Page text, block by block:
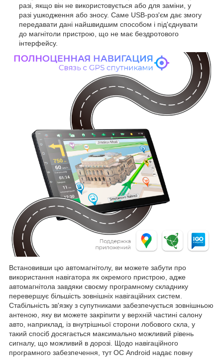
разі, якщо він не використовується або для заміни, у
разі ушкодження або зносу. Саме USB-роз'єм дає змогу
передавати дані найшвидшим способом і під'єднувати
до магнітоли пристрою, що не має бездротового
інтерфейсу.
Встановивши цю автомагнітолу, ви можете забути про
використання навігатора як окремого пристрою, адже
автомагнітола завдяки своєму програмному складнику
перевершує більшість зовнішніх навігаційних систем.
Стабільність зв'язку з супутниками забезпечується зовнішньою
антеною, яку ви можете закріпити у верхній частині салону
авто, наприклад, із внутрішньої сторони лобового скла, у
такий спосіб досягається максимально можливий рівень
сигналу, що можливий в дорозі. Щодо навігаційного
програмного забезпечення, тут ОС Android надає повну